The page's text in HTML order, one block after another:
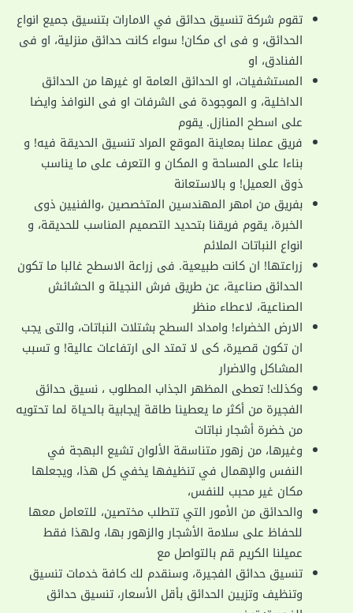
تقوم شركة تنسيق حدائق في الامارات بتنسيق جميع انواع
الحدائق، و فى اى مكان! سواء كانت حدائق منزلية، او فى
الفنادق، او
المستشفيات، او الحدائق العامة او غيرها من الحدائق
الداخلية، و الموجودة فى الشرفات او فى النوافذ وايضا
على اسطح المنازل. يقوم
فريق عملنا بمعاينة الموقع المراد تنسيق الحديقة فيه! و
بناءا على المساحة و المكان و التعرف على ما يناسب
ذوق العميل! و بالاستعانة
بفريق من امهر المهندسين المتخصصين ،والفنيين ذوى
الخبرة، يقوم فريقنا بتحديد التصميم المناسب للحديقة، و
انواع النباتات الملائم
زراعتها! ان كانت طبيعية. فى زراعة الاسطح غالبا ما تكون
الحدائق صناعية، عن طريق فرش النجيلة و الحشائش
الصناعية، لاعطاء منظر
الارض الخضراء! وامداد السطح بشتلات النباتات، والتى يجب
ان تكون قصيرة، كى لا تمتد الى ارتفاعات عالية! و تسبب
المشاكل والاضرار
وكذلك! تعطى المظهر الجذاب المطلوب ، نسيق حدائق
الفجيرة من أكثر ما يعطينا طاقة إيجابية بالحياة لما تحتويه
من خضرة أشجار نباتات
وغيرها، من زهور متناسقة الألوان تشيع البهجة في
النفس والإهمال في تنظيفها يخفي كل هذا، ويجعلها
مكان غير محبب للنفس،
والحدائق من الأمور التي تتطلب مختصين، للتعامل معها
للحفاظ على سلامة الأشجار والزهور بها، ولهذا فقط
عميلنا الكريم قم بالتواصل مع
تنسيق حدائق الفجيرة، وسنقدم لك كافة خدمات تنسيق
وتنظيف وتزيين الحدائق بأقل الأسعار، تنسيق حدائق